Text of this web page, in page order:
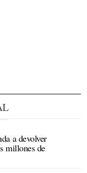
a devolver
millones de